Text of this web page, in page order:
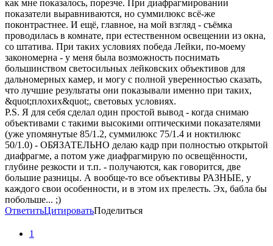
как мне показалось, порезче. При диафрагмировании
показатели выравниваются, но суммилюкс всё-же
поконтрастнее. И ещё, главное, на мой взгляд - съёмка
проводилась в комнате, при естественном освещении из окна,
со штатива. При таких условиях победа Лейки, по-моему
закономерна - у меня была возможность поснимать
большинством светосильных лейковских объективов для
дальномерных камер, и могу с полной уверенностью сказать,
что лучшие результаты они показывали именно при таких,
&quot;плохих&quot;, световых условиях.
P.S. Я для себя сделал один простой вывод - когда снимаю
объективами с такими высокими оптическими показателями
(уже упомянутые 85/1.2, суммилюкс 75/1.4 и ноктилюкс
50/1.0) - ОБЯЗАТЕЛЬНО делаю кадр при полностью открытой
диафрагме, а потом уже диафрагмирую по освещённости,
глубине резкости и т.п. - получаются, как говорится, две
большие разницы. А вообще-то все объективы РАЗНЫЕ, у
каждого свои особенности, и в этом их прелесть. Эх, бабла бы
побольше... ;)
ОтветитьЦитироватьПоделиться
1